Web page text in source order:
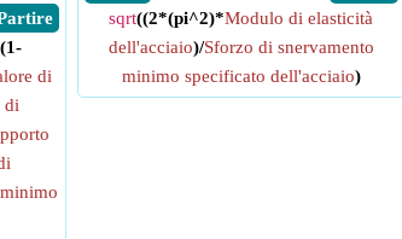
di
di
sqrt((2*(pi^2)*Modulo di elasticità
dell'acciaio)/Sforzo di snervamento
minimo specificato dell'acciaio)